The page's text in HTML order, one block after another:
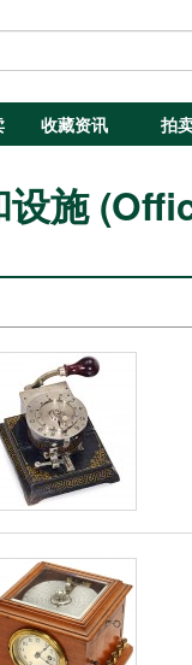
收藏资讯 拍
设施